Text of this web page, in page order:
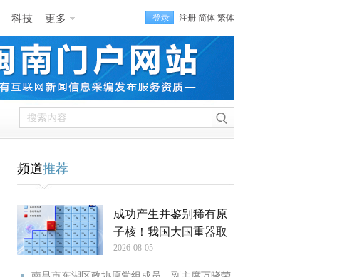
科技 更多 登录 注册 简体 繁体
频道推荐
成功产生并鉴别稀有原
子核！我国大国重器取
2026-08-05